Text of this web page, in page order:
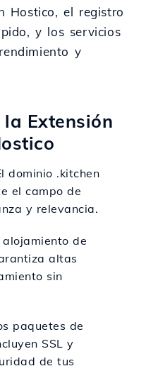
Hostico, el registro
y los servicios
y
Extensión
dominio .kitchen
el campo de
y relevancia.
alojamiento de
altas
sin
paquetes de
SSL y
de tus